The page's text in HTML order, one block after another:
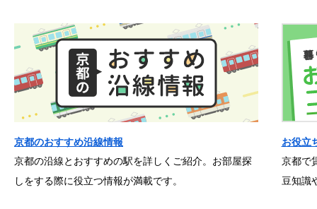
京都のおすすめ沿線情報
京都の沿線とおすすめの駅を詳しくご紹介。お部屋探
しをする際に役立つ情報が満載です。
お役立
京都で
豆知識